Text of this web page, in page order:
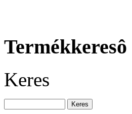
Termékkeresô
Keres